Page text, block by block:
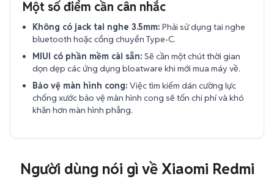
Một số điểm cần cân nhắc
Không có jack tai nghe 3.5mm: Phải sử dụng tai nghe
bluetooth hoặc cổng chuyển Type-C.
MIUI có phần mềm cài sẵn: Sẽ cần một chút thời gian
dọn dẹp các ứng dụng bloatware khi mới mua máy về.
Bảo vệ màn hình cong: Việc tìm kiếm dán cường lực
chống xước bảo vệ màn hình cong sẽ tốn chi phí và khó
khăn hơn màn hình phẳng.
Người dùng nói gì về Xiaomi Redmi